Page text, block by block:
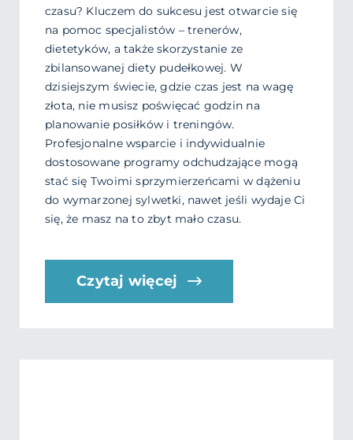
czasu? Kluczem do sukcesu jest otwarcie się
na pomoc specjalistów – trenerów,
dietetyków, a także skorzystanie ze
zbilansowanej diety pudełkowej. W
dzisiejszym świecie, gdzie czas jest na wagę
złota, nie musisz poświęcać godzin na
planowanie posiłków i treningów.
Profesjonalne wsparcie i indywidualnie
dostosowane programy odchudzające mogą
stać się Twoimi sprzymierzeńcami w dążeniu
do wymarzonej sylwetki, nawet jeśli wydaje Ci
się, że masz na to zbyt mało czasu.
Czytaj więcej